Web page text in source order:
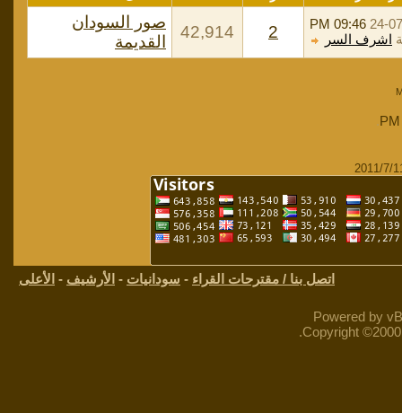
24-
09:46 PM
اشرف السر 2
42,914
صور السودان
القديمة
.
اتصل بنا / مقترحات القراء - سودانيات - الأرشيف - الأعلى
Powered by
Copyright